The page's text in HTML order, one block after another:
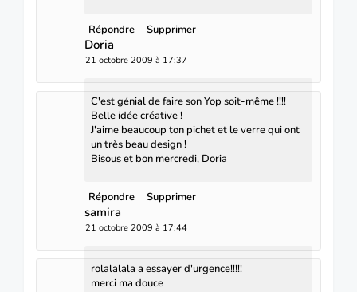
Répondre Supprimer
Doria
21 octobre 2009 à 17:37
C'est génial de faire son Yop soit-même !!!!
Belle idée créative !
J'aime beaucoup ton pichet et le verre qui ont
un très beau design !
Bisous et bon mercredi, Doria
Répondre Supprimer
samira
21 octobre 2009 à 17:44
rolalalala a essayer d'urgence!!!!!
merci ma douce